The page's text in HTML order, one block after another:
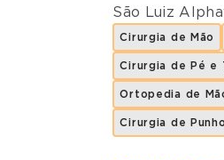
São Luiz
Cirurgia de Mão
Cirurgia de Pé e
Ortopedia de
Cirurgia de Punho